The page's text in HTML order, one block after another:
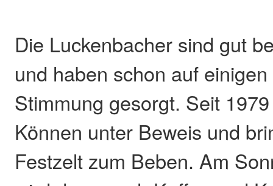
Die Luckenbacher sind gut
und haben schon auf
Stimmung gesorgt. Seit
Können unter Beweis und
Festzelt zum Beben. Am